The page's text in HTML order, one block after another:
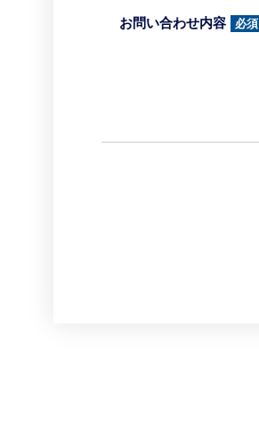
お問い合わせ内容 必須